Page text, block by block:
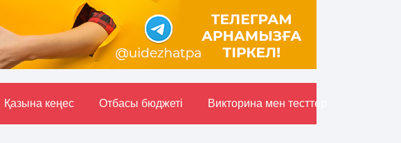
Қазына кеңес Отбасы бюджетi Викторина мен тесттер